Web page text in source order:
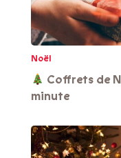
Noël
Coffrets de
minute